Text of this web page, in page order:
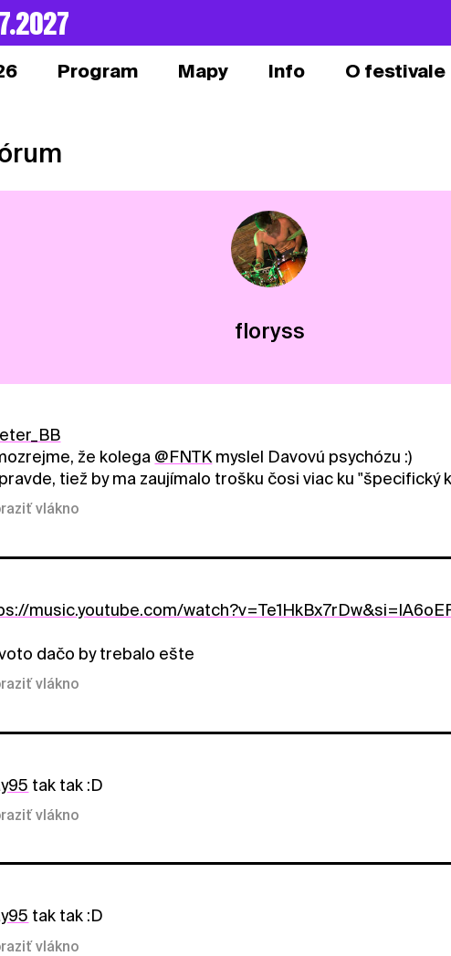
Program Mapy Info O festivale
floryss
že kolega @FNTK myslel Davovú psychózu :)
tiež by ma zaujímalo trošku čosi viac ku
vlákno
music.youtube.com/
dačo by trebalo ešte
vlákno
tak tak :D
vlákno
tak tak :D
vlákno